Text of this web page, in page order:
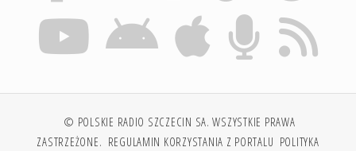
© POLSKIE RADIO SZCZECIN SA. WSZYSTKIE PRAWA
ZASTRZEŻONE. REGULAMIN KORZYSTANIA Z PORTALU POLITYKA